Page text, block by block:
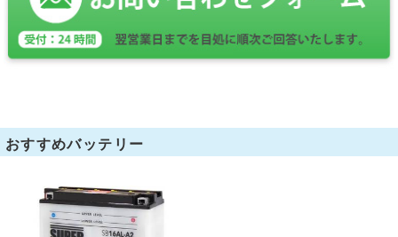
おすすめバッテリー